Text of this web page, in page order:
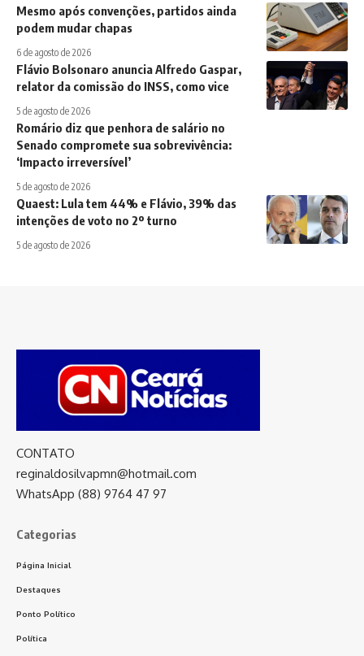
Mesmo após convenções, partidos ainda
podem mudar chapas
6 de agosto de 2026
Flávio Bolsonaro anuncia Alfredo Gaspar,
relator da comissão do INSS, como vice
5 de agosto de 2026
Romário diz que penhora de salário no
Senado compromete sua sobrevivência:
‘Impacto irreversível’
5 de agosto de 2026
Quaest: Lula tem 44% e Flávio, 39% das
intenções de voto no 2º turno
5 de agosto de 2026
CONTATO
reginaldosilvapmn@hotmail.com
WhatsApp (88) 9764 47 97
Categorias
Página Inicial
Destaques
Ponto Político
Política